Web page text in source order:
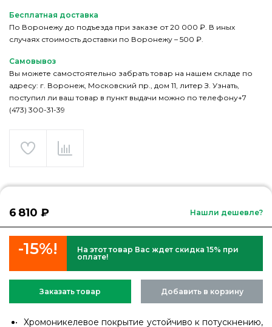
Бесплатная доставка
По Воронежу до подъезда при заказе от 20 000 ₽. В иных
случаях стоимость доставки по Воронежу – 500 ₽.
Самовывоз
Вы можете самостоятельно забрать товар на нашем складе по
адресу: г. Воронеж, Московский пр., дом 11, литер З. Узнать,
поступил ли ваш товар в пункт выдачи можно по телефону+7
(473) 300-31-39
6 810 ₽ Нашли дешевле?
-15%!
На этот товар Вас ждет скидка 15% при
оплате!
Заказать товар Добавить в корзину
Хромоникелевое покрытие устойчиво к потускнению,